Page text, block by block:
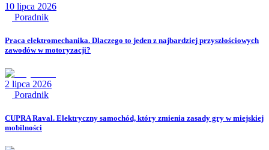
10 lipca 2026
Poradnik
Praca elektromechanika. Dlaczego to jeden z najbardziej przyszłościowych
zawodów w motoryzacji?
2 lipca 2026
Poradnik
CUPRA Raval. Elektryczny samochód, który zmienia zasady gry w miejskiej
mobilności